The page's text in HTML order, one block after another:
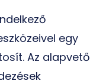
egy
Az alapvető